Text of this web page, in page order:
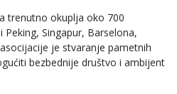
trenutno okuplja oko 700
Singapur, Barselona,
je stvaranje pametnih
bezbednije društvo i ambijent